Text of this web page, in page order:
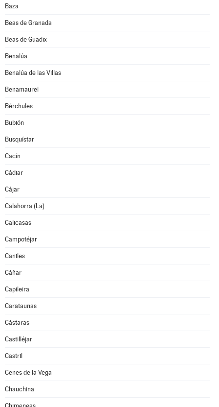
Baza
Beas de Granada
Beas de Guadix
Benalúa
Benalúa de las Villas
Benamaurel
Bérchules
Bubión
Busquístar
Cacín
Cádiar
Cájar
Calahorra (La)
Calicasas
Campotéjar
Caniles
Cáñar
Capileira
Carataunas
Cástaras
Castilléjar
Castril
Cenes de la Vega
Chauchina